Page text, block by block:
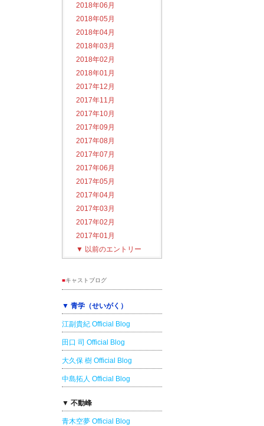
2018年06月
2018年05月
2018年04月
2018年03月
2018年02月
2018年01月
2017年12月
2017年11月
2017年10月
2017年09月
2017年08月
2017年07月
2017年06月
2017年05月
2017年04月
2017年03月
2017年02月
2017年01月
▼ 以前のエントリー
■キャストブログ
▼ 青学（せいがく）
江副貴紀 Official Blog
田口 司 Official Blog
大久保 樹 Official Blog
中島拓人 Official Blog
▼ 不動峰
青木空夢 Official Blog